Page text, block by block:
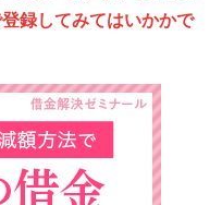
録してみてはいかかで